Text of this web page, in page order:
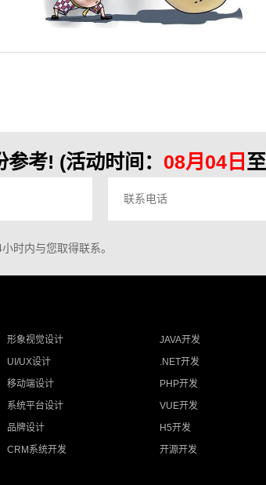
参考! (活动时间： 08月04日 至
时内与您取得联系。
形象视觉设计
UI/UX设计
移动端设计
系统平台设计
品牌设计
CRM系统开发
JAVA开发
.NET开发
PHP开发
VUE开发
H5开发
开源开发